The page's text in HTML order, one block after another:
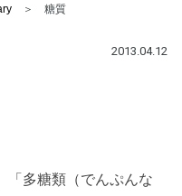
＞ 糖質
2013.04.12
「多糖類（でんぷんな